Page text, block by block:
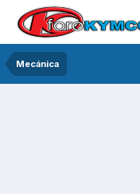
Mecánica